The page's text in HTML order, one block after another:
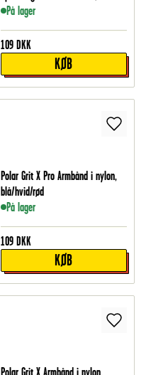
På lager
109 DKK
KØB
Polar Grit X Pro Armbånd i nylon,
blå/hvid/rød
På lager
109 DKK
KØB